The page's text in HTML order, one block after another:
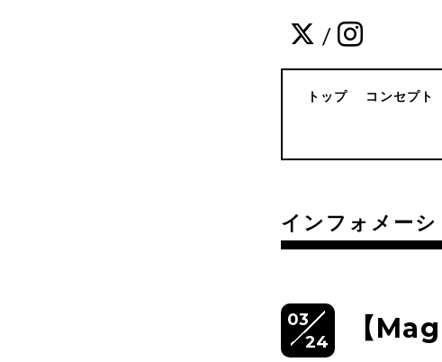
/
トップ コンセプト
インフォメーシ
03
24
【